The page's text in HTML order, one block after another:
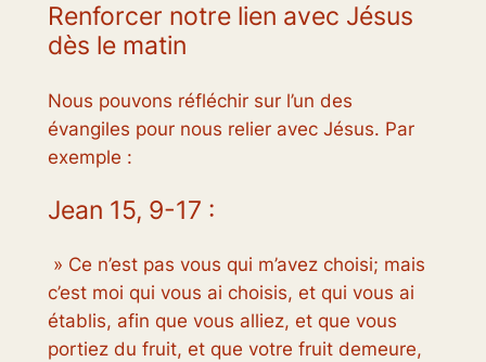
Renforcer notre lien avec Jésus
dès le matin
Nous pouvons réfléchir sur l’un des
évangiles pour nous relier avec Jésus. Par
exemple :
Jean 15, 9-17 :
» Ce n’est pas vous qui m’avez choisi; mais
c’est moi qui vous ai choisis, et qui vous ai
établis, afin que vous alliez, et que vous
portiez du fruit, et que votre fruit demeure,